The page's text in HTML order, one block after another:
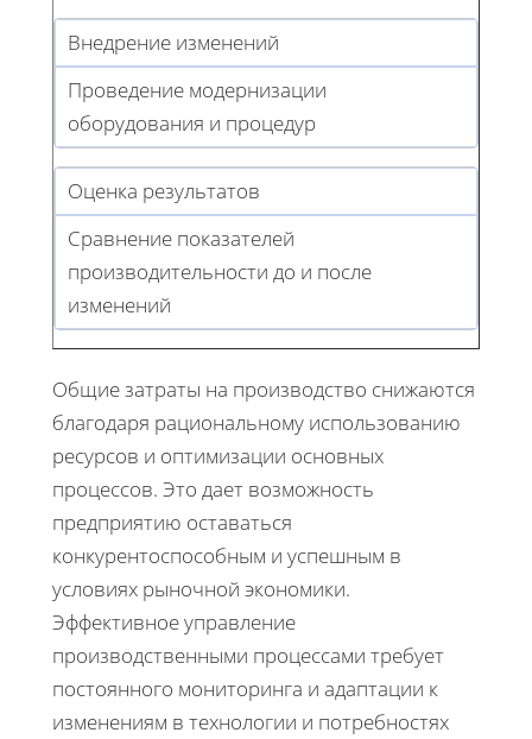
Внедрение изменений
Проведение модернизации
оборудования и процедур
Оценка результатов
Сравнение показателей
производительности до и после
изменений
Общие затраты на производство снижаются
благодаря рациональному использованию
ресурсов и оптимизации основных
процессов. Это дает возможность
предприятию оставаться
конкурентоспособным и успешным в
условиях рыночной экономики.
Эффективное управление
производственными процессами требует
постоянного мониторинга и адаптации к
изменениям в технологии и потребностях